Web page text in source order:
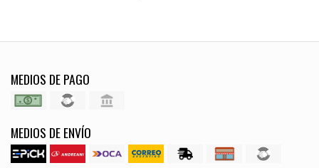
MEDIOS DE PAGO
MEDIOS DE ENVÍO